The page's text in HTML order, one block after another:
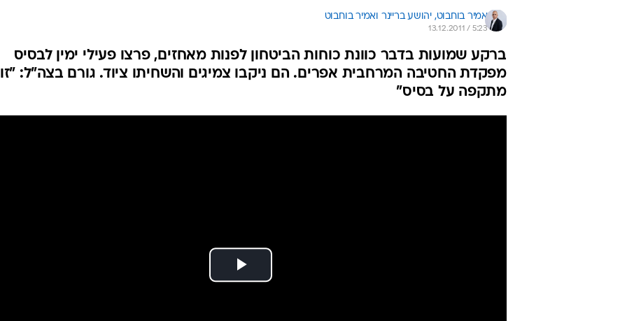
אמיר בוחבוט, יהושע בריינר ואמיר בוחבוט
13.12.2011 / 5:23
ברקע שמועות בדבר כוונת כוחות הביטחון לפנות מאחזים, פרצו פעילי ימין לבסיס
מפקדת החטיבה המרחבית אפרים. הם ניקבו צמיגים והשחיתו ציוד. גורם בצה"ל: "זו
מתקפה על בסיס"